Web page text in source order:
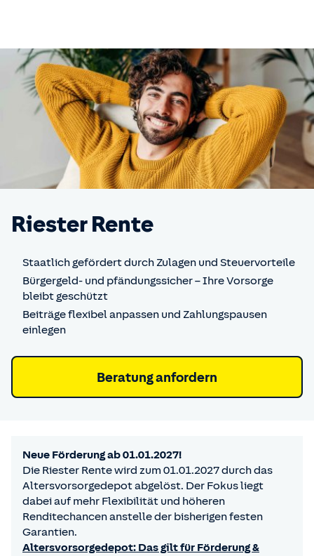
Riester Rente
Staatlich gefördert durch Zulagen und Steuervorteile
Bürgergeld- und pfändungssicher – Ihre Vorsorge
bleibt geschützt
Beiträge flexibel anpassen und Zahlungspausen
einlegen
Beratung anfordern
Neue Förderung ab 01.01.2027!
Die Riester Rente wird zum 01.01.2027 durch das
Altersvorsorgedepot abgelöst. Der Fokus liegt
dabei auf mehr Flexibilität und höheren
Renditechancen anstelle der bisherigen festen
Garantien.
Altersvorsorgedepot: Das gilt für Förderung &